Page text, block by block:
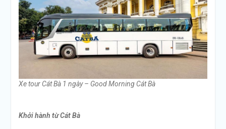
Xe tour Cát Bà 1 ngày – Good Morning Cát Bà
Khởi hành từ Cát Bà